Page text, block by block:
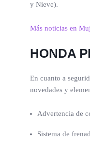
y Nieve).
Más noticias en
HONDA
En cuanto a
novedades y
Advertencia de
Sistema de